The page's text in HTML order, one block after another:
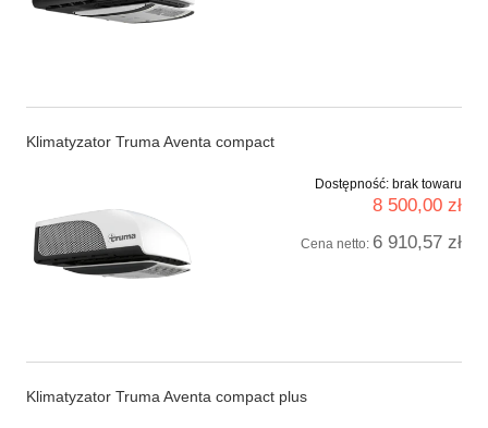
Klimatyzator Truma Aventa compact
Dostępność: brak towaru
8 500,00 zł
Cena netto: 6 910,57 zł
Klimatyzator Truma Aventa compact plus